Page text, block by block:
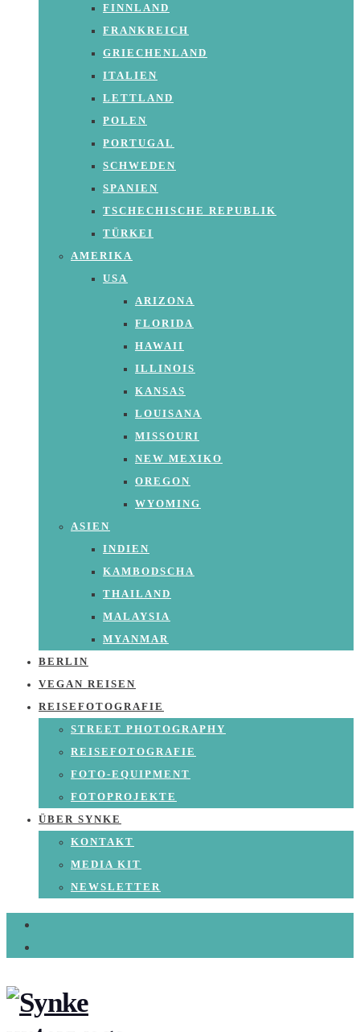
FINNLAND
FRANKREICH
GRIECHENLAND
ITALIEN
LETTLAND
POLEN
PORTUGAL
SCHWEDEN
SPANIEN
TSCHECHISCHE REPUBLIK
TÜRKEI
AMERIKA
USA
ARIZONA
FLORIDA
HAWAII
ILLINOIS
KANSAS
LOUISANA
MISSOURI
NEW MEXIKO
OREGON
WYOMING
ASIEN
INDIEN
KAMBODSCHA
THAILAND
MALAYSIA
MYANMAR
BERLIN
VEGAN REISEN
REISEFOTOGRAFIE
STREET PHOTOGRAPHY
REISEFOTOGRAFIE
FOTO-EQUIPMENT
FOTOPROJEKTE
ÜBER SYNKE
KONTAKT
MEDIA KIT
NEWSLETTER